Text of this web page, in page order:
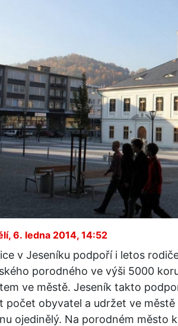
6. ledna 2014, 14:52
v Jeseníku podpoří i letos
porodného ve výši 5000
ve městě. Jeseník takto
počet obyvatel a udržet ve
ojedinělý. Na porodném město